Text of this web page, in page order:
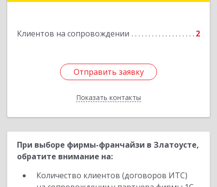
Клиентов на сопровождении 2
Отправить заявку
Показать контакты
Отправить заявку
Назад
При выборе фирмы-франчайзи в Златоусте,
обратите внимание на:
Количество клиентов (договоров ИТС)